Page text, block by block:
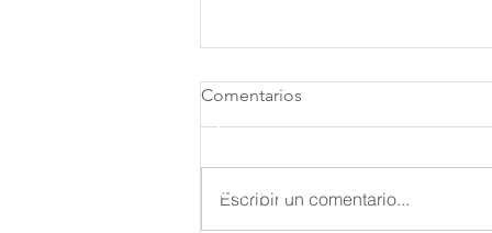
Comentarios
Escribir un comentario...
Inicio
Venta